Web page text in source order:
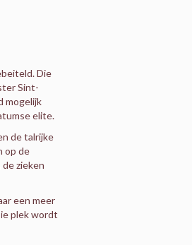
Die
Sint-
mogelijk
elite.
de talrijke
op de
zieken
een meer
plek wordt